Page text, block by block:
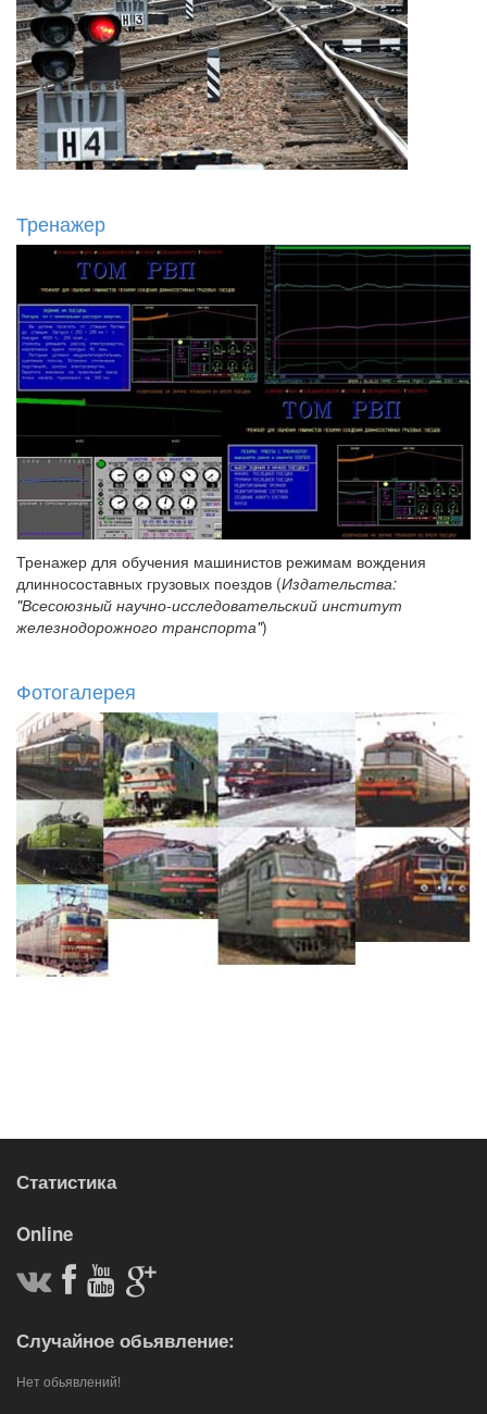
Тренажер
Тренажер для обучения машинистов режимам вождения
длинносоставных грузовых поездов (Издательства:
"Всесоюзный научно-исследовательский институт
железнодорожного транспорта")
Фотогалерея
Статистика
Online
Случайное обьявление:
Нет обьявлений!